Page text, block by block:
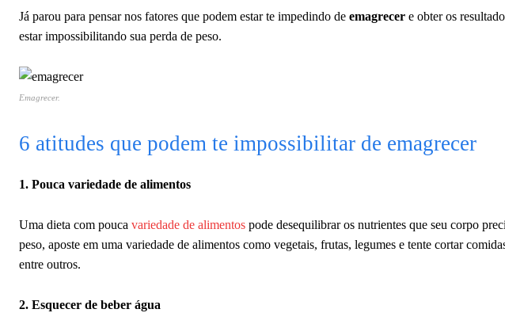
Já parou para pensar nos fatores que podem estar te impedindo de emagrecer e obter os
estar impossibilitando sua perda de peso.
Emagrecer.
6 atitudes que podem te impossibilitar de emagrecer
1. Pouca variedade de alimentos
Uma dieta com pouca variedade de alimentos pode desequilibrar os nutrientes que seu corpo
peso, aposte em uma variedade de alimentos como vegetais, frutas, legumes e tente cortar
entre outros.
2. Esquecer de beber água